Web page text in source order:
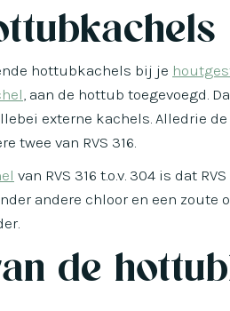
hottubkachels bij je
, aan de hottub toegevoegd.
externe kachels. Alledrie
twee van RVS 316.
van RVS 316 t.o.v. 304 is dat
andere chloor en een zoute
de